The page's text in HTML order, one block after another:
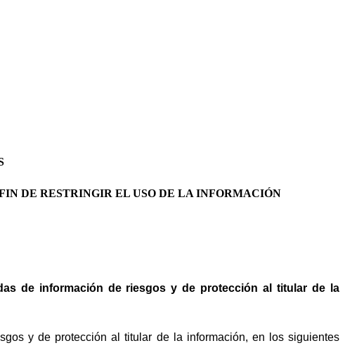
DE RESTRINGIR EL USO DE LA INFORMACIÓN
de información de riesgos y de protección al titular de la
y de protección al titular de la información, en los siguientes